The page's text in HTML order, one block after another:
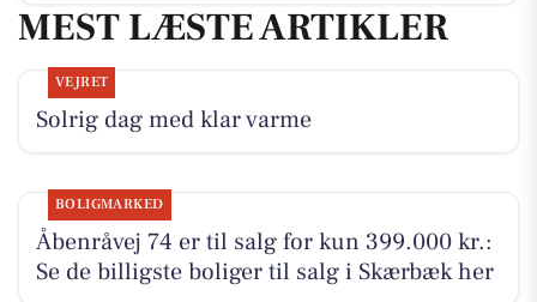
MEST LÆSTE ARTIKLER
VEJRET
Solrig dag med klar varme
BOLIGMARKED
Åbenråvej 74 er til salg for kun 399.000 kr.:
Se de billigste boliger til salg i Skærbæk her